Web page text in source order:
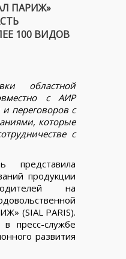
ПАРИЖ»
100 ВИДОВ
областной
с АИР
переговоров с
которые
с
представила
продукции
на
(SIAL PARIS).
пресс-службе
развития